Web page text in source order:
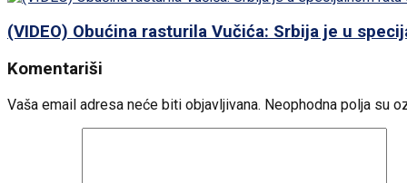
(VIDEO) Obućina rasturila Vučića: Srbija je u
Komentariši
Vaša email adresa neće biti objavljivana. Neophodna polja su